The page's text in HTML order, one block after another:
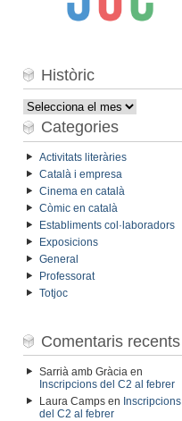
Històric
Històric
Categories
Activitats literàries
Català i empresa
Cinema en català
Còmic en català
Establiments col·laboradors
Exposicions
General
Professorat
Totjoc
Comentaris recents
Sarrià amb Gràcia en
Inscripcions del C2 al febrer
Laura Campsen Inscripcions
del C2 al febrer